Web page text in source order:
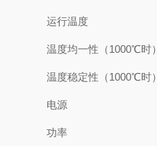
运行温度
温度均一性（1000℃时）
温度稳定性（1000℃时）
电源
功率